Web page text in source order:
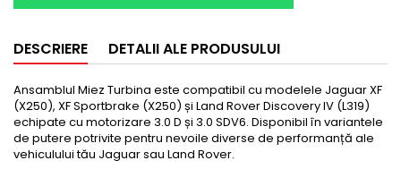
DESCRIERE DETALII ALE PRODUSULUI
Ansamblul Miez Turbina este compatibil cu modelele Jaguar XF
(X250), XF Sportbrake (X250) și Land Rover Discovery IV (L319)
echipate cu motorizare 3.0 D și 3.0 SDV6. Disponibil în variantele
de putere potrivite pentru nevoile diverse de performanță ale
vehiculului tău Jaguar sau Land Rover.